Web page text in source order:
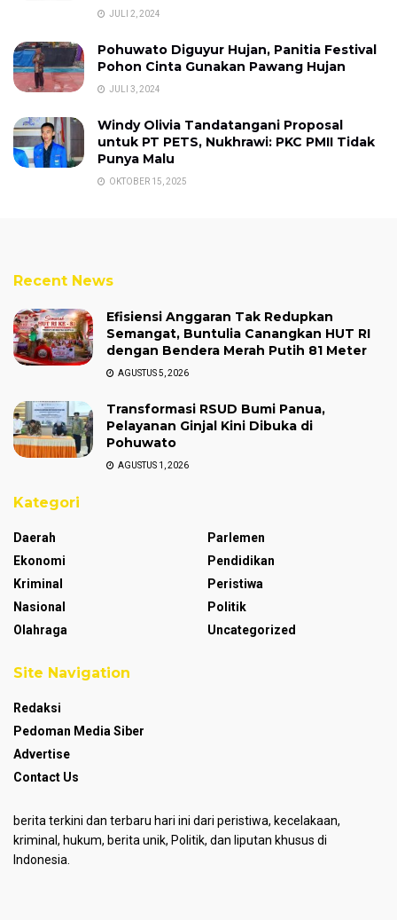
JULI 2, 2024
Pohuwato Diguyur Hujan, Panitia Festival
Pohon Cinta Gunakan Pawang Hujan
JULI 3, 2024
Windy Olivia Tandatangani Proposal
untuk PT PETS, Nukhrawi: PKC PMII Tidak
Punya Malu
OKTOBER 15, 2025
Recent News
Efisiensi Anggaran Tak Redupkan
Semangat, Buntulia Canangkan HUT RI
dengan Bendera Merah Putih 81 Meter
AGUSTUS 5, 2026
Transformasi RSUD Bumi Panua,
Pelayanan Ginjal Kini Dibuka di
Pohuwato
AGUSTUS 1, 2026
Kategori
Daerah
Ekonomi
Kriminal
Nasional
Olahraga
Parlemen
Pendidikan
Peristiwa
Politik
Uncategorized
Site Navigation
Redaksi
Pedoman Media Siber
Advertise
Contact Us
berita terkini dan terbaru hari ini dari peristiwa, kecelakaan,
kriminal, hukum, berita unik, Politik, dan liputan khusus di
Indonesia.